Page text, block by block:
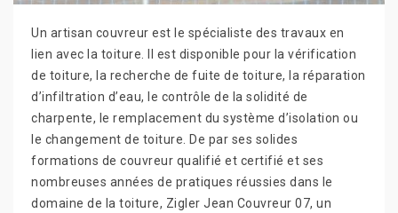
Un artisan couvreur est le spécialiste des travaux en
lien avec la toiture. Il est disponible pour la vérification
de toiture, la recherche de fuite de toiture, la réparation
d’infiltration d’eau, le contrôle de la solidité de
charpente, le remplacement du système d’isolation ou
le changement de toiture. De par ses solides
formations de couvreur qualifié et certifié et ses
nombreuses années de pratiques réussies dans le
domaine de la toiture, Zigler Jean Couvreur 07, un